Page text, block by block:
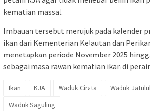
kematian massal.
Imbauan tersebut merujuk pada kalender
ikan dari Kementerian Kelautan dan
menetapkan periode November 2025
sebagai masa rawan kematian ikan di
Ikan KJA Waduk Cirata
Waduk
Waduk Saguling